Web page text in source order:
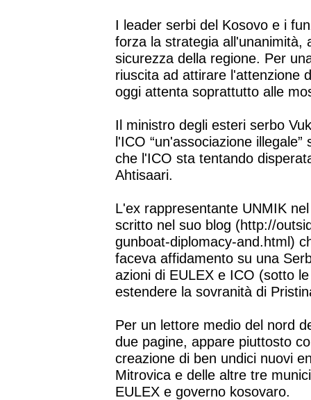
I leader serbi del Kosovo e i
forza la strategia all'unanimità,
sicurezza della regione. Per
riuscita ad attirare l'attenzione
oggi attenta soprattutto alle
Il ministro degli esteri serbo
l'ICO “un'associazione
che l'ICO sta tentando
Ahtisaari.
L'ex rappresentante UNMIK
scritto nel suo blog (http://
gunboat-diplomacy-and.html)
faceva affidamento su una
azioni di EULEX e ICO (sotto
estendere la sovranità di
Per un lettore medio del nord
due pagine, appare piuttosto
creazione di ben undici nuovi
Mitrovica e delle altre tre
EULEX e governo kosovaro.